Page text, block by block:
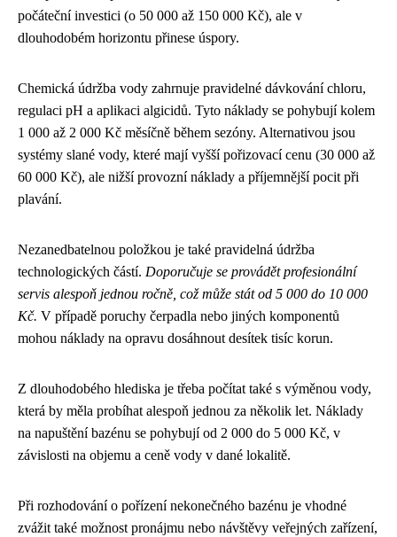
počáteční investici (o 50 000 až 150 000 Kč), ale v
dlouhodobém horizontu přinese úspory.
Chemická údržba vody zahrnuje pravidelné dávkování chloru,
regulaci pH a aplikaci algicidů. Tyto náklady se pohybují kolem
1 000 až 2 000 Kč měsíčně během sezóny. Alternativou jsou
systémy slané vody, které mají vyšší pořizovací cenu (30 000 až
60 000 Kč), ale nižší provozní náklady a příjemnější pocit při
plavání.
Nezanedbatelnou položkou je také pravidelná údržba
technologických částí. Doporučuje se provádět profesionální
servis alespoň jednou ročně, což může stát od 5 000 do 10 000
Kč. V případě poruchy čerpadla nebo jiných komponentů
mohou náklady na opravu dosáhnout desítek tisíc korun.
Z dlouhodobého hlediska je třeba počítat také s výměnou vody,
která by měla probíhat alespoň jednou za několik let. Náklady
na napuštění bazénu se pohybují od 2 000 do 5 000 Kč, v
závislosti na objemu a ceně vody v dané lokalitě.
Při rozhodování o pořízení nekonečného bazénu je vhodné
zvážit také možnost pronájmu nebo návštěvy veřejných zařízení,